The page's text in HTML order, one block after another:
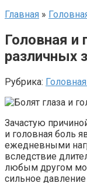
Главная »
Головная и
различных
Рубрика:
Зачастую
и головная боль
ежедневными
вследствие
любым другом
сильное